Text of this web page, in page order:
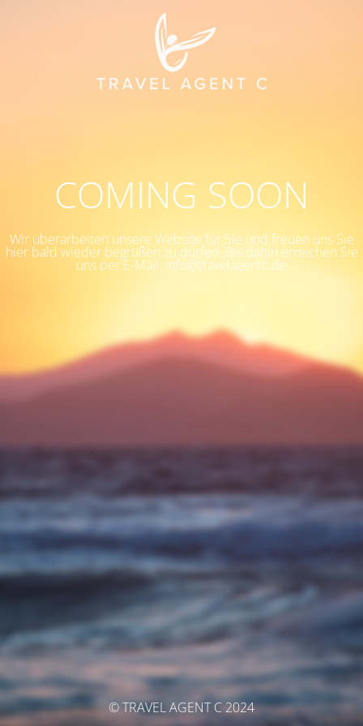
COMING SOON
Wir überarbeiten unsere Website für Sie und freuen uns Sie
hier bald wieder begrüßen zu dürfen. Bis dahin erreichen Sie
uns per E-Mail: info@travelagentc.de
© TRAVEL AGENT C 2024